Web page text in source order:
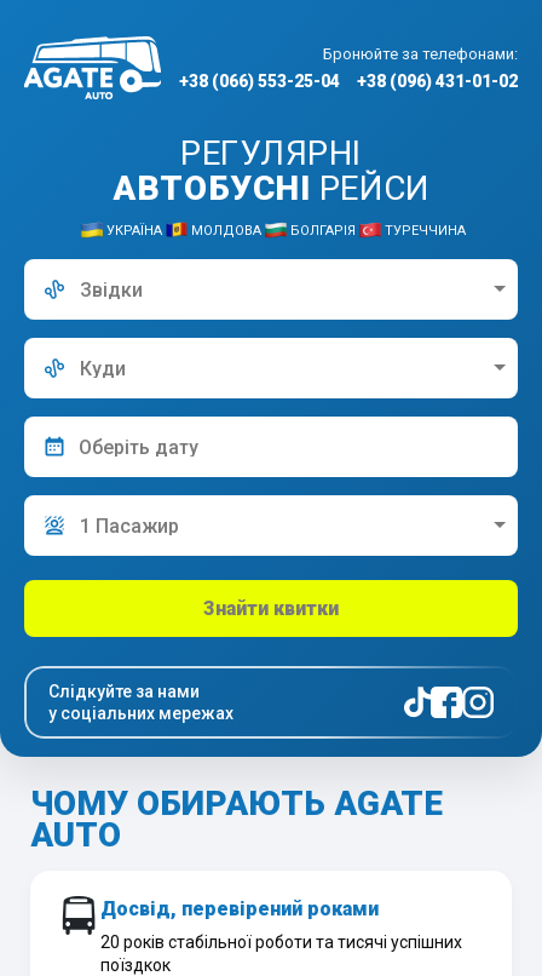
Бронюйте за телефонами:
+38 (066) 553-25-04 +38 (096) 431-01-02
РЕГУЛЯРНІ
АВТОБУСНІ РЕЙСИ
УКРАЇНА МОЛДОВА БОЛГАРІЯ ТУРЕЧЧИНА
Звідки
Куди
1 Пасажир
Знайти квитки
Слідкуйте за нами
у соціальних мережах
ЧОМУ ОБИРАЮТЬ AGATE
AUTO
🚍 Досвід, перевірений роками
20 років стабільної роботи та тисячі успішних
поїздкок